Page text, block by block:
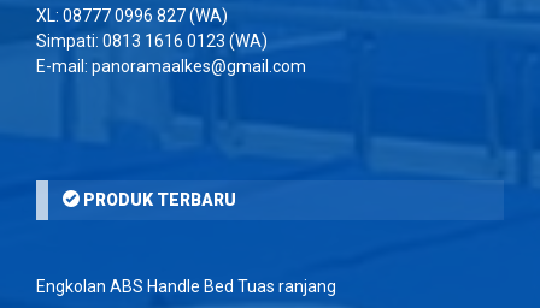
XL: 08777 0996 827(WA)
Simpati: 0813 1616 0123 (WA)
E-mail: panoramaalkes@gmail.com
PRODUK TERBARU
Engkolan ABS Handle Bed Tuas ranjang